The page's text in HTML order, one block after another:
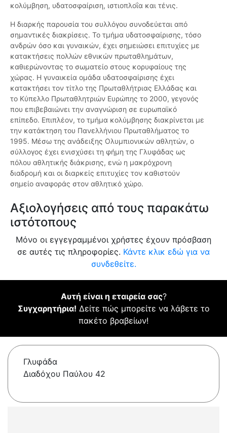
κολύμβηση, υδατοσφαίριση, ιστιοπλοΐα και τένις.
Η διαρκής παρουσία του συλλόγου συνοδεύεται από
σημαντικές διακρίσεις. Το τμήμα υδατοσφαίρισης, τόσο
ανδρών όσο και γυναικών, έχει σημειώσει επιτυχίες με
κατακτήσεις πολλών εθνικών πρωταθλημάτων,
καθιερώνοντας το σωματείο στους κορυφαίους της
χώρας. Η γυναικεία ομάδα υδατοσφαίρισης έχει
κατακτήσει τον τίτλο της Πρωταθλήτριας Ελλάδας και
το Κύπελλο Πρωταθλητριών Ευρώπης το 2000, γεγονός
που επιβεβαιώνει την αναγνώριση σε ευρωπαϊκό
επίπεδο. Επιπλέον, το τμήμα κολύμβησης διακρίνεται με
την κατάκτηση του Πανελλήνιου Πρωταθλήματος το
1995. Μέσω της ανάδειξης Ολυμπιονικών αθλητών, ο
σύλλογος έχει ενισχύσει τη φήμη της Γλυφάδας ως
πόλου αθλητικής διάκρισης, ενώ η μακρόχρονη
διαδρομή και οι διαρκείς επιτυχίες τον καθιστούν
σημείο αναφοράς στον αθλητικό χώρο.
Αξιολογήσεις από τους παρακάτω
ιστότοπους
Μόνο οι εγγεγραμμένοι χρήστες έχουν πρόσβαση
σε αυτές τις πληροφορίες. Κάντε κλικ εδώ για να
συνδεθείτε.
Αυτή είναι η εταιρεία σας?
Συγχαρητήρια! Δείτε πώς μπορείτε να λάβετε το
πακέτο βραβείων!
Γλυφάδα
Διαδόχου Παύλου 42